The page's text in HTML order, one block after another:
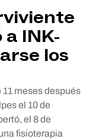
INK-
los
meses después
el 10 de
el 8 de
fisioterapia